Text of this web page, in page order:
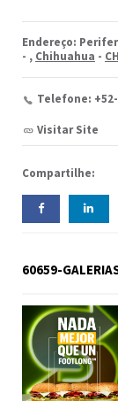
Endereço:
- , Chihuahua -
Telefone:
Visitar Site
Compartilhe:
60659-